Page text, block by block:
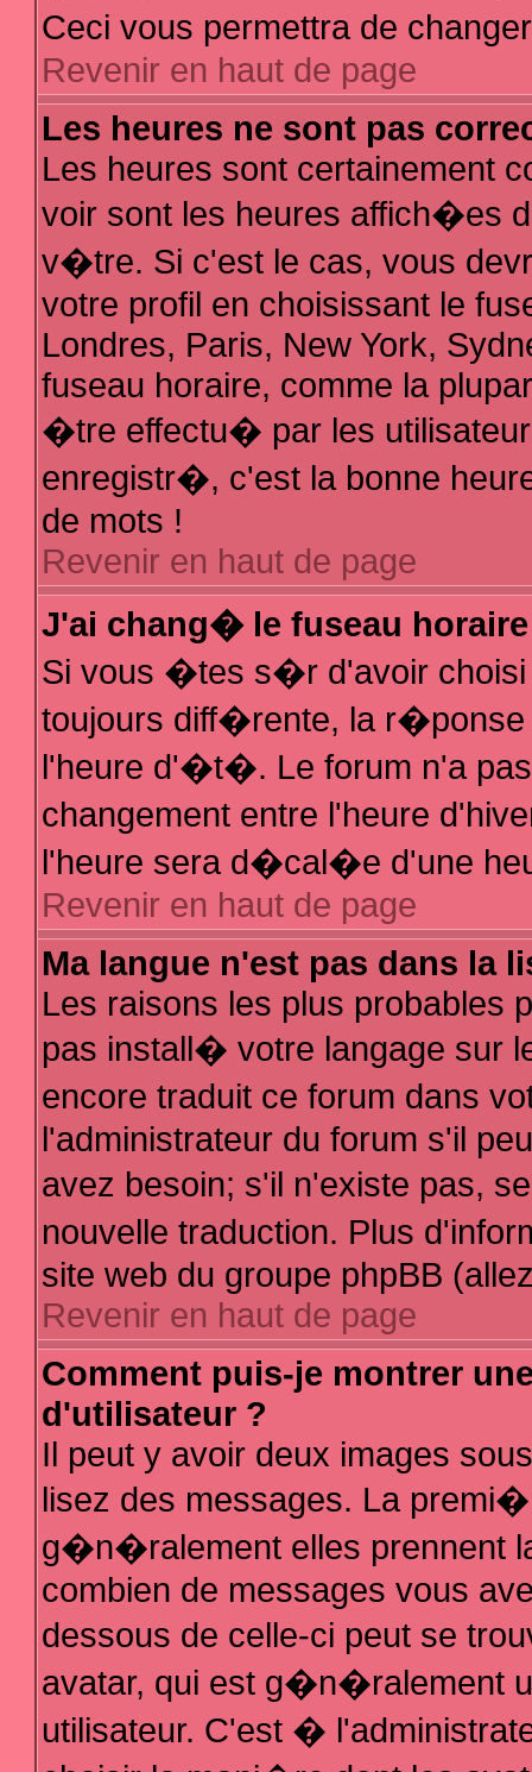
Ceci vous permettra de
Revenir en haut de page
Les heures ne sont pas
Les heures sont certainement
voir sont les heures affich�es
v�tre. Si c'est le cas, vous
votre profil en choisissant le
Londres, Paris, New York,
fuseau horaire, comme la
�tre effectu� par les
enregistr�, c'est la bonne
de mots !
Revenir en haut de page
J'ai chang� le fuseau
Si vous �tes s�r d'avoir choisi
toujours diff�rente, la
l'heure d'�t�. Le forum n'a
changement entre l'heure
l'heure sera d�cal�e d'une
Revenir en haut de page
Ma langue n'est pas dans la
Les raisons les plus probables
pas install� votre langage sur
encore traduit ce forum dans
l'administrateur du forum s'il
avez besoin; s'il n'existe pas,
nouvelle traduction. Plus
site web du groupe phpBB
Revenir en haut de page
Comment puis-je montrer
d'utilisateur ?
Il peut y avoir deux images
lisez des messages. La
g�n�ralement elles prennent
combien de messages vous
dessous de celle-ci peut se
avatar, qui est g�n�ralement
utilisateur. C'est �